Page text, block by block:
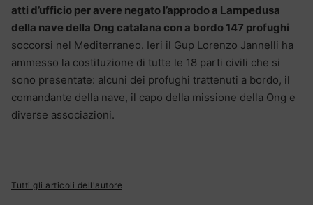
atti d’ufficio per avere negato l’approdo a Lampedusa
della nave della Ong catalana con a bordo 147 profughi
soccorsi nel Mediterraneo. Ieri il Gup Lorenzo Jannelli ha
ammesso la costituzione di tutte le 18 parti civili che si
sono presentate: alcuni dei profughi trattenuti a bordo, il
comandante della nave, il capo della missione della Ong e
diverse associazioni.
Tutti gli articoli dell'autore